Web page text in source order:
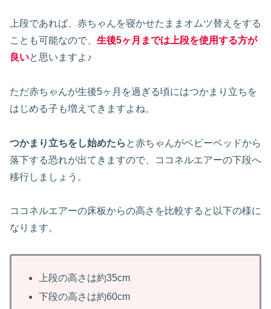
上段であれば、赤ちゃんを寝かせたままオムツ替えをする
ことも可能なので、 生後5ヶ月までは上段を使用する方が
良いと思いますよ♪
ただ赤ちゃんが生後5ヶ月を過ぎる頃にはつかまり立ちを
はじめる子も増えてきますよね。
つかまり立ちをし始めたら と赤ちゃんがベビーベッドから
落下する恐れが出てきますので、ココネルエアーの下段へ
移行しましょう。
ココネルエアーの床板からの高さを比較すると以下の様に
なります。
上段の高さは約35cm
下段の高さは約60cm